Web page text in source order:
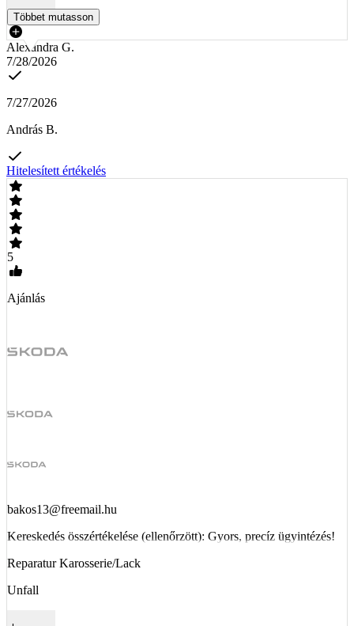
Többet mutasson
Alexandra G.
7/28/2026
7/27/2026
András B.
Hitelesített értékelés
5
Ajánlás
bakos13@freemail.hu
Kereskedés összértékelése (ellenőrzött): Gyors, precíz ügyintézés!
Reparatur Karosserie/Lack
Unfall